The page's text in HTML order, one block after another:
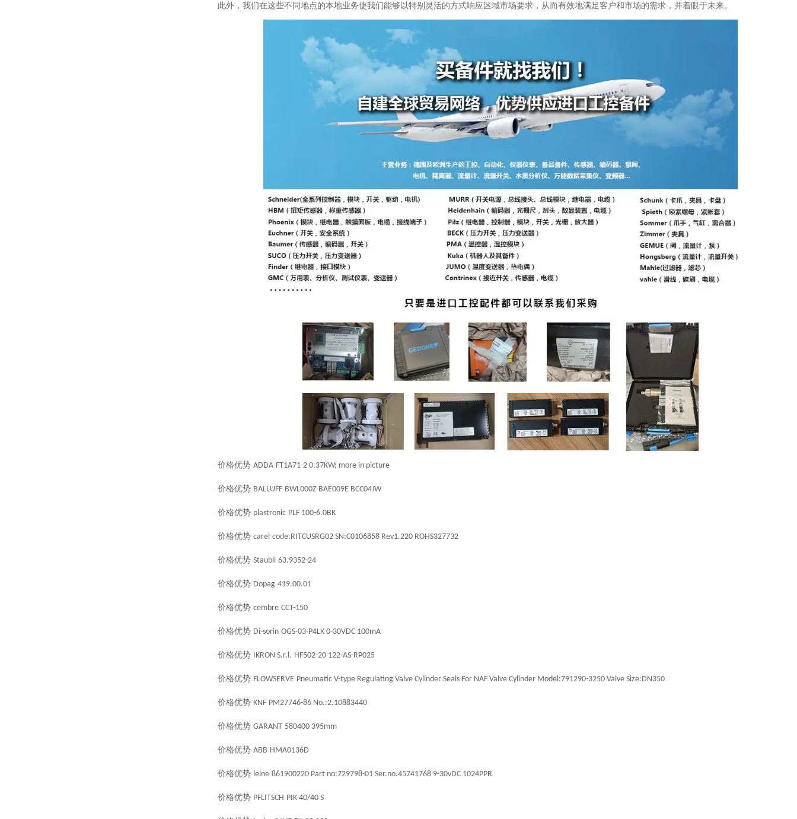
此外，我们在这些不同地点的本地业务使我们能够以特别灵活的方式响应区域市场要求，从而有效地满足客户和市场的需求，并着眼于未来。
价格优势 ADDA FT1A71-2 0.37KW; more in picture
价格优势 BALLUFF BWL000Z BAE009E BCC04JW
价格优势 plastronic PLF 100-6.0BK
价格优势 carel code:RITCUSRG02 SN:C0106858 Rev1.220 ROHS327732
价格优势 Staubli 63.9352-24
价格优势 Dopag 419.00.01
价格优势 cembre CCT-150
价格优势 Di-sorin OGS-03-P4LK 0-30VDC 100mA
价格优势 IKRON S.r.l. HF502-20 122-AS-RP025
价格优势 FLOWSERVE Pneumatic V-type Regulating Valve Cylinder Seals For NAF Valve Cylinder Model:791290-3250 Valve Size:DN350
价格优势 KNF PM27746-86 No.:2.10883440
价格优势 GARANT 580400 395mm
价格优势 ABB HMA0136D
价格优势 leine 861900220 Part no:729798-01 Ser.no.45741768 9-30vDC 1024PPR
价格优势 PFLITSCH PIK 40/40 S